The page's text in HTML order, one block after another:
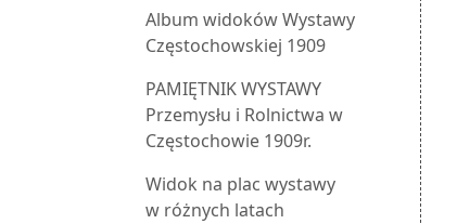
Album widoków Wystawy
Częstochowskiej 1909
PAMIĘTNIK WYSTAWY
Przemysłu i Rolnictwa w
Częstochowie 1909r.
Widok na plac wystawy
w różnych latach